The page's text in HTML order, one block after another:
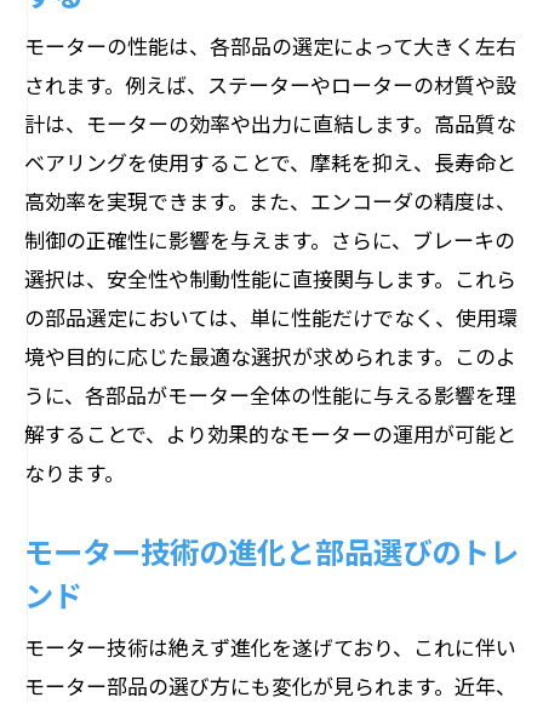
材料科学の進化とモーター部品
互換性を重視したモーター部品選定の戦略
互換性のある部品選定のメリット
長期的な運用を見据えた互換性の重要性
市場の互換性トレンドを知る
部品互換性がもたらすコスト削減効果
互換性を確保するための方法
選定の失敗を防ぐ互換性チェックポイン
ト
最新技術でモーターのエネルギー消費を削減
する方法
省エネ部品の選定基準と導入効果
持続可能なエネルギー削減の実現
環境に優しい技術革新とその影響
モーターの性能は、各部品の選定によって大きく左右
されます。例えば、ステーターやローターの材質や設
計は、モーターの効率や出力に直結します。高品質な
ベアリングを使用することで、摩耗を抑え、長寿命と
高効率を実現できます。また、エンコーダの精度は、
制御の正確性に影響を与えます。さらに、ブレーキの
選択は、安全性や制動性能に直接関与します。これら
の部品選定においては、単に性能だけでなく、使用環
境や目的に応じた最適な選択が求められます。このよ
うに、各部品がモーター全体の性能に与える影響を理
解することで、より効果的なモーターの運用が可能と
なります。
モーター技術の進化と部品選びのトレ
ンド
モーター技術は絶えず進化を遂げており、これに伴い
モーター部品の選び方にも変化が見られます。近年、